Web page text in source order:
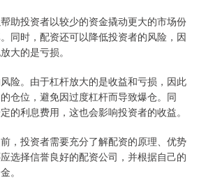
助投资者以较少的资金撬动更大的市场份
同时，配资还可以降低投资者的风险，因
大的是亏损。
险。由于杠杆放大的是收益和亏损，因此
仓位，避免因过度杠杆而导致爆仓。同
的利息费用，这也会影响投资者的收益。
，投资者需要充分了解配资的原理、优势
选择信誉良好的配资公司，并根据自己的
。